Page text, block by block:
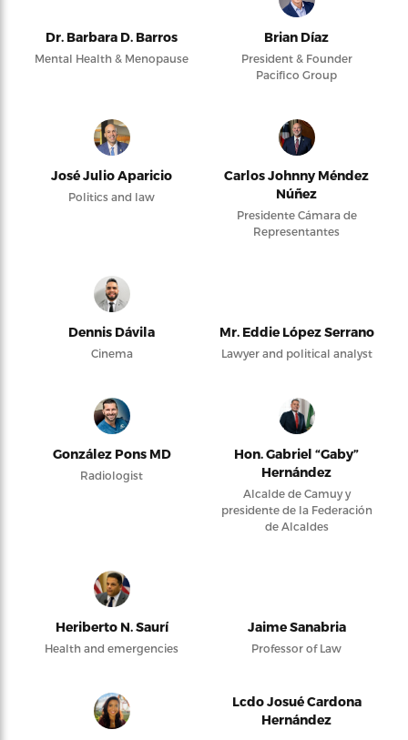
Dr. Barbara D. Barros
Mental Health & Menopause
Brian Díaz
President & Founder
Pacifico Group
José Julio Aparicio
Politics and law
Carlos Johnny Méndez
Núñez
Presidente Cámara de
Representantes
Dennis Dávila
Cinema
Mr. Eddie López Serrano
Lawyer and political analyst
González Pons MD
Radiologist
Hon. Gabriel “Gaby”
Hernández
Alcalde de Camuy y
presidente de la Federación
de Alcaldes
Heriberto N. Saurí
Health and emergencies
Jaime Sanabria
Professor of Law
Lcdo Josué Cardona
Hernández